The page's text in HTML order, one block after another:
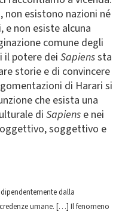
non esistono nazioni né
non esiste alcuna
comune degli
il potere dei Sapienssta
storie e di convincere
di Harari si
che esista una
di Sapiens e nei
soggettivo e
dalla
umane. […] Il fenomeno